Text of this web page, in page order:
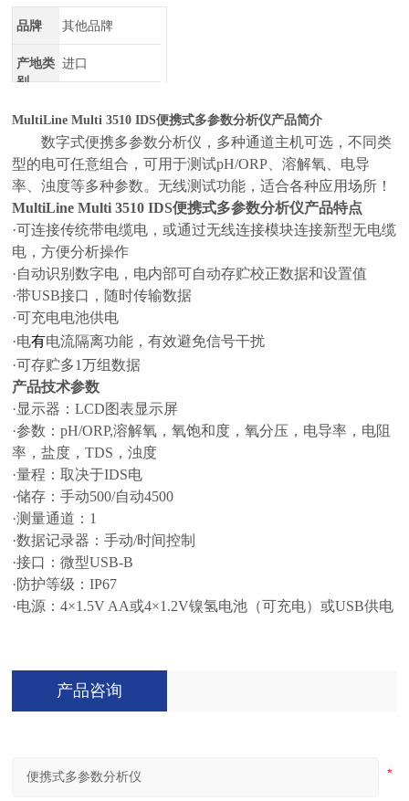
品牌 其他品牌
产地类
别
进口
MultiLine Multi 3510 IDS便携式多参数分析仪产品简介
数字式便携多参数分析仪，多种通道主机可选，不同类
型的电可任意组合，可用于测试pH/ORP、溶解氧、电导
率、浊度等多种参数。无线测试功能，适合各种应用场所！
MultiLine Multi 3510 IDS便携式多参数分析仪产品特点
·可连接传统带电缆电，或通过无线连接模块连接新型无电缆
电，方便分析操作
·自动识别数字电，电内部可自动存贮校正数据和设置值
·带USB接口，随时传输数据
·可充电电池供电
·电有电流隔离功能，有效避免信号干扰
·可存贮多1万组数据
产品技术参数
·显示器：LCD图表显示屏
·参数：pH/ORP,溶解氧，氧饱和度，氧分压，电导率，电阻
率，盐度，TDS，浊度
·量程：取决于IDS电
·储存：手动500/自动4500
·测量通道：1
·数据记录器：手动/时间控制
·接口：微型USB-B
·防护等级：IP67
·电源：4×1.5V AA或4×1.2V镍氢电池（可充电）或USB供电
产品咨询